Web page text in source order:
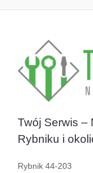
Twój Serwis –
Rybniku i
Rybnik 44-203